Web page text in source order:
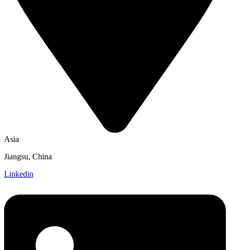
Asia
Jiangsu, China
Linkedin